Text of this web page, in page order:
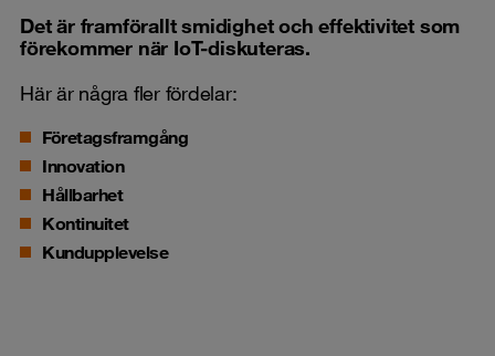
Det är framförallt smidighet och effektivitet som
förekommer när IoT-diskuteras.
Här är några fler fördelar:
Företagsframgång
Innovation
Hållbarhet
Kontinuitet
Kundupplevelse